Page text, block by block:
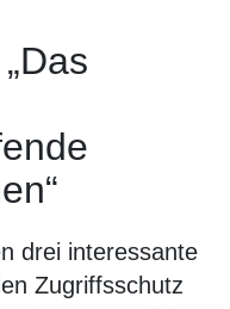
drei interessante
Zugriffsschutz